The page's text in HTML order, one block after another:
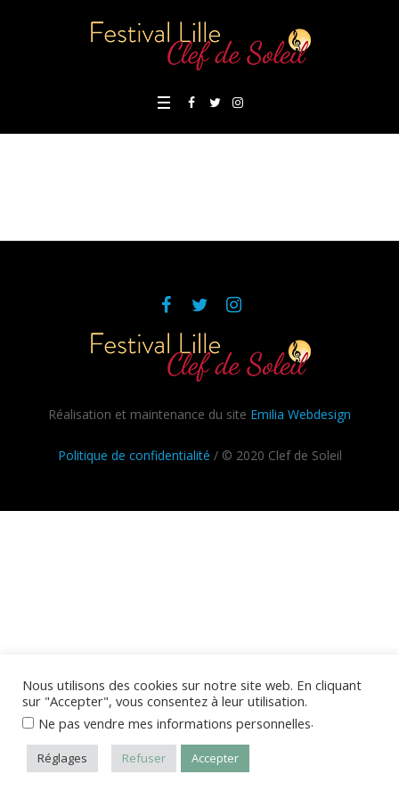
Réalisation et maintenance du site Emilia Webdesign
Politique de confidentialité / © 2020 Clef de Soleil
Nous utilisons des cookies sur notre site web. En cliquant
sur "Accepter", vous consentez à leur utilisation.
Ne pas vendre mes informations personnelles.
Réglages Refuser Accepter